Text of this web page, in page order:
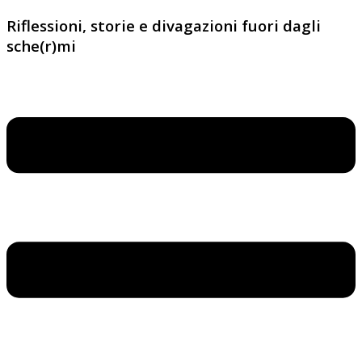
Riflessioni, storie e divagazioni fuori dagli
sche(r)mi